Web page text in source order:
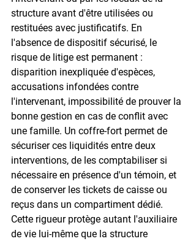
structure avant d'être utilisées ou
restituées avec justificatifs. En
l'absence de dispositif sécurisé, le
risque de litige est permanent :
disparition inexpliquée d'espèces,
accusations infondées contre
l'intervenant, impossibilité de prouver la
bonne gestion en cas de conflit avec
une famille. Un coffre-fort permet de
sécuriser ces liquidités entre deux
interventions, de les comptabiliser si
nécessaire en présence d'un témoin, et
de conserver les tickets de caisse ou
reçus dans un compartiment dédié.
Cette rigueur protège autant l'auxiliaire
de vie lui-même que la structure